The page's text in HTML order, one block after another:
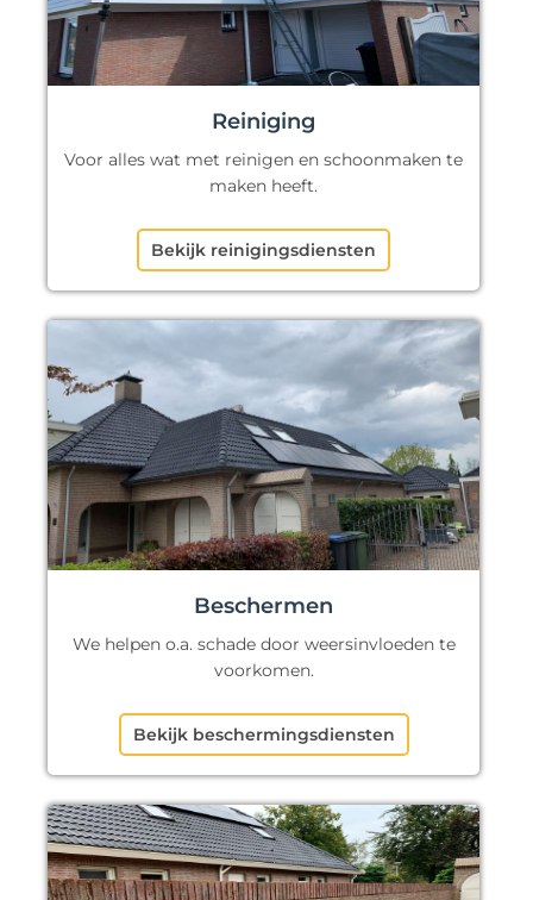
Reiniging
Voor alles wat met reinigen en schoonmaken te
maken heeft.
Bekijk reinigingsdiensten
Beschermen
We helpen o.a. schade door weersinvloeden te
voorkomen.
Bekijk beschermingsdiensten